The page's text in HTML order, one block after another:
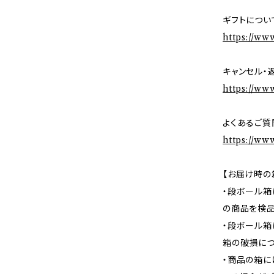
ギフトにつ
https://
キャンセル
https://
よくあるご
https://
【お届け時
・段ボール
の商品を検
・段ボール
箱の破損に
・商品の箱